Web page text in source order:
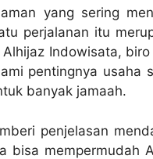
yang sering
perjalanan itu
Indowisata,
pentingnya usaha
banyak jamaah.
penjelasan
bisa mempermudah